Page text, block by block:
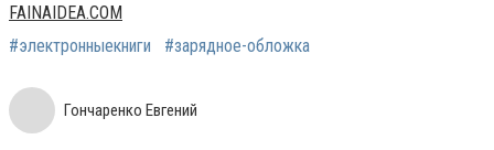
FAINAIDEA.COM
#электронныекниги
#зарядное-обложка
Гончаренко Евгений